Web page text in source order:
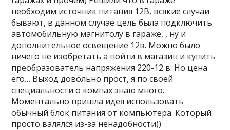
необходим источник питания 12В, всякие случаи
бывают, в данном случае цель была подключить
автомобильную магнитолу в гараже, , ну и
дополнительное освещение 12в. Можно было
ничего не изобретать а пойти в магазин и купить
преобразователь напряжения 220-12 в. Но цена
его… Выход довольно прост, я по своей
специальности о компах знаю много.
Моментально пришла идея использовать
обычный блок питания от компьютера. Который
просто валялся из-за ненадобности))